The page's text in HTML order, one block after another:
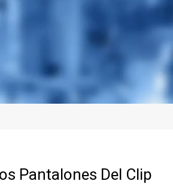
Pantalones Del Clip